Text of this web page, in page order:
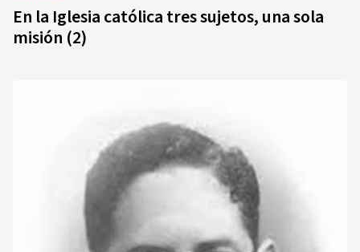
En la Iglesia católica tres sujetos, una sola
misión (2)